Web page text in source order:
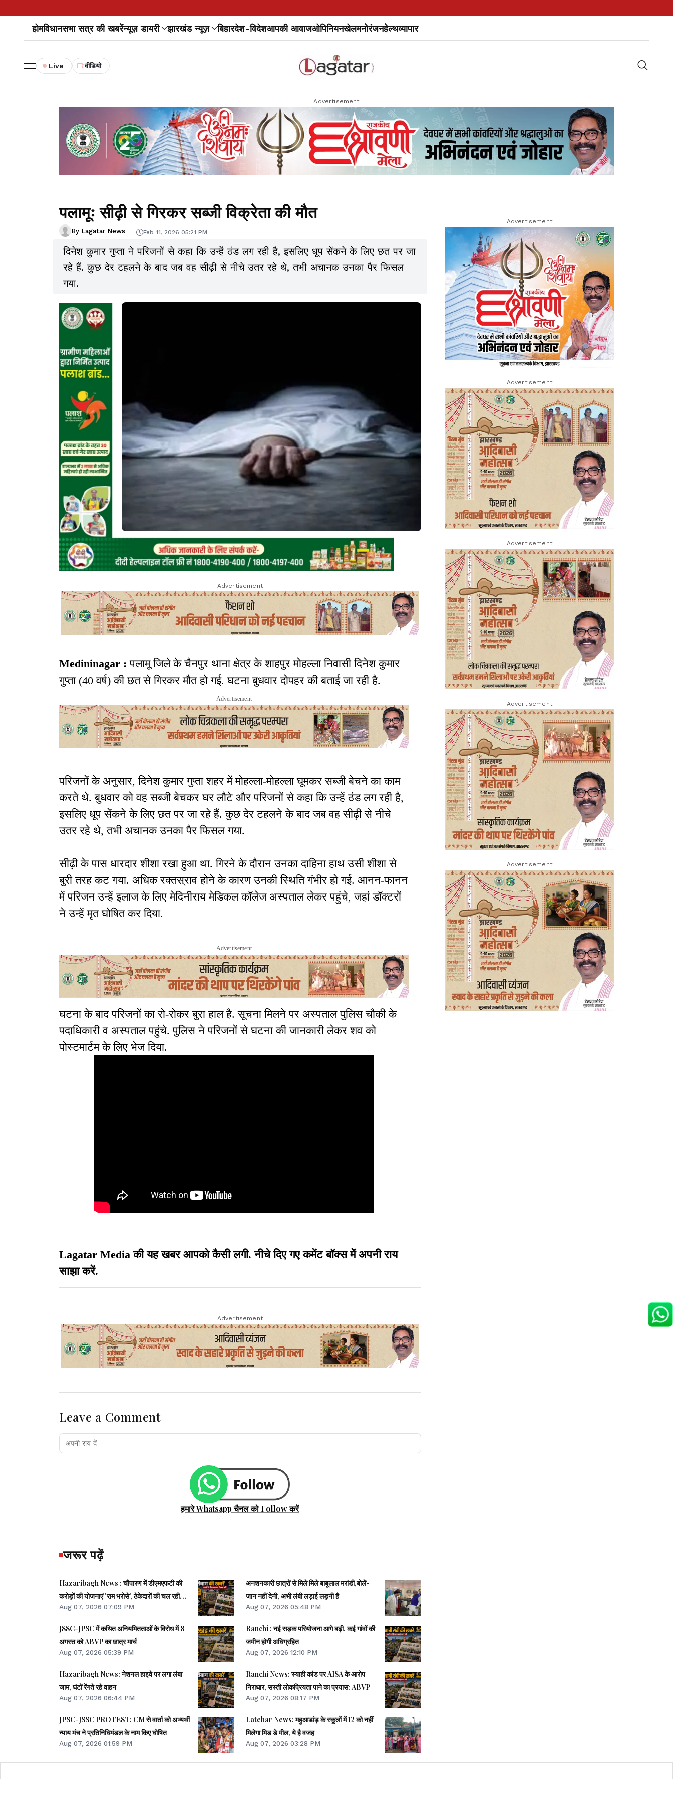
होमविधानसभा सत्र की खबरेंन्यूज़ डायरी झारखंड न्यूज़ बिहारदेश-विदेशआपकी आवाजओपिनियनखेलमनोरंजनहेल्थव्यापार
Live वीडियो
Advertisement
पलामूः सीढ़ी से गिरकर सब्जी विक्रेता की मौत
By Lagatar News Feb 11, 2026 05:21 PM
दिनेश कुमार गुप्ता ने परिजनों से कहा कि उन्हें ठंड लग रही है, इसलिए धूप सेंकने के लिए छत पर जा
रहे हैं. कुछ देर टहलने के बाद जब वह सीढ़ी से नीचे उतर रहे थे, तभी अचानक उनका पैर फिसल
गया.
Advertisement
Medininagar : पलामू जिले के चैनपुर थाना क्षेत्र के शाहपुर मोहल्ला निवासी दिनेश कुमार
गुप्ता (40 वर्ष) की छत से गिरकर मौत हो गई. घटना बुधवार दोपहर की बताई जा रही है.
Advertisement
परिजनों के अनुसार, दिनेश कुमार गुप्ता शहर में मोहल्ला-मोहल्ला घूमकर सब्जी बेचने का काम
करते थे. बुधवार को वह सब्जी बेचकर घर लौटे और परिजनों से कहा कि उन्हें ठंड लग रही है,
इसलिए धूप सेंकने के लिए छत पर जा रहे हैं. कुछ देर टहलने के बाद जब वह सीढ़ी से नीचे
उतर रहे थे, तभी अचानक उनका पैर फिसल गया.
सीढ़ी के पास धारदार शीशा रखा हुआ था. गिरने के दौरान उनका दाहिना हाथ उसी शीशा से
बुरी तरह कट गया. अधिक रक्तस्राव होने के कारण उनकी स्थिति गंभीर हो गई. आनन-फानन
में परिजन उन्हें इलाज के लिए मेदिनीराय मेडिकल कॉलेज अस्पताल लेकर पहुंचे, जहां डॉक्टरों
ने उन्हें मृत घोषित कर दिया.
Advertisement
घटना के बाद परिजनों का रो-रोकर बुरा हाल है. सूचना मिलने पर अस्पताल पुलिस चौकी के
पदाधिकारी व अस्पताल पहुंचे. पुलिस ने परिजनों से घटना की जानकारी लेकर शव को
पोस्टमार्टम के लिए भेज दिया.
Lagatar Media की यह खबर आपको कैसी लगी. नीचे दिए गए कमेंट बॉक्स में अपनी राय
साझा करें.
Advertisement
Leave a Comment
हमारे Whatsapp चैनल को Follow करें
जरूर पढ़ें
Hazaribagh News : चौपारण में डीएमएफटी की
करोड़ों की योजनाएं 'राम भरोसे', ठेकेदारों की चल रही
मनमानी- मुकुंद साव
Aug 07, 2026 07:09 PM
JSSC-JPSC में कथित अनियमितताओं के विरोध में 8
अगस्त को ABVP का छात्र मार्च
Aug 07, 2026 05:39 PM
Hazaribagh News: नेशनल हाइवे पर लगा लंबा
जाम, घंटों रेंगते रहे वाहन
Aug 07, 2026 06:44 PM
JPSC-JSSC PROTEST: CM से वार्ता को अभ्यर्थी
न्याय मंच ने प्रतिनिधिमंडल के नाम किए घोषित
Aug 07, 2026 01:59 PM
अनशनकारी छात्रों से मिले मिले बाबूलाल मरांडी,बोलें-
जान नहीं देनी, अभी लंबी लड़ाई लड़नी है
Aug 07, 2026 05:48 PM
Ranchi : नई सड़क परियोजना आगे बढ़ी, कई गांवों की
जमीन होगी अधिग्रहित
Aug 07, 2026 12:10 PM
Ranchi News: स्याही कांड पर AISA के आरोप
निराधार, सस्ती लोकप्रियता पाने का प्रयास: ABVP
Aug 07, 2026 08:17 PM
Latehar News: महुआडांड़ के स्कूलों में 12 को नहीं
मिलेगा मिड डे मील, ये है वजह
Aug 07, 2026 03:28 PM
Advertisement
Advertisement
Advertisement
Advertisement
Advertisement